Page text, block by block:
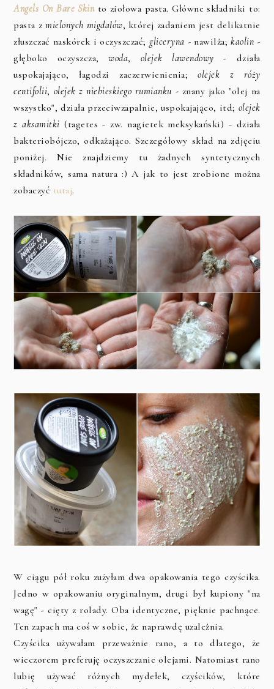
Angels On Bare Skinto ziołowa pasta. Główne składniki to:
pasta zmielonych migdałów, której zadaniem jest delikatnie
złuszczać naskórek i oczyszczać; gliceryna - nawilża;kaolin -
głęboko oczyszcza,woda, olejek lawendowy- działa
uspokajająco, łagodzi zaczerwienienia;olejek z róży
centifolii, olejek z niebieskiego rumianku - znany jako "olej na
wszystko", działa przeciwzapalnie, uspokajająco, itd; olejek
z aksamitki (tagetes - zw. nagietek meksykański) - działa
bakteriobójczo, odkażająco. Szczegółowy skład na zdjęciu
poniżej. Nie znajdziemy tu żadnych syntetycznych
składników, sama natura :) A jak to jest zrobione można
zobaczyć tutaj.
W ciągu pół roku zużyłam dwa opakowania tego czyścika.
Jedno w opakowaniu oryginalnym, drugi był kupiony "na
wagę" - cięty z rolady. Oba identyczne, pięknie pachnące.
Ten zapach ma coś w sobie, że naprawdę uzależnia.
Czyścika używałam przeważnie rano, a to dlatego, że
wieczorem preferuję oczyszczanie olejami. Natomiast rano
lubię używać różnych mydełek, czyścików, które